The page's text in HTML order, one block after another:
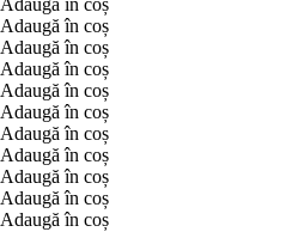
Adaugă în coș
Adaugă în coș
Adaugă în coș
Adaugă în coș
Adaugă în coș
Adaugă în coș
Adaugă în coș
Adaugă în coș
Adaugă în coș
Adaugă în coș